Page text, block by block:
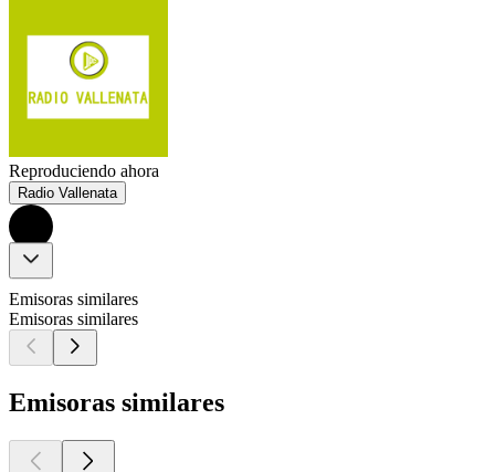
Reproduciendo ahora
Radio Vallenata
Emisoras similares
Emisoras similares
Emisoras similares